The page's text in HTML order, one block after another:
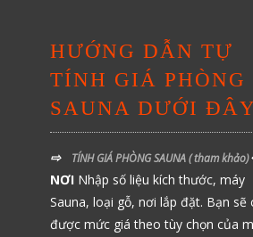
HƯỚNG DẪN TỰ
TÍNH GIÁ PHÒNG
SAUNA DƯỚI
⇨ TÍNH GIÁ PHÒNG SAUNA( tham khảo)
NƠI Nhập số liệu kích thước, máy
Sauna, loại gỗ, nơi lắp đặt. Bạn sẽ
được mức giá theo tùy chọn của